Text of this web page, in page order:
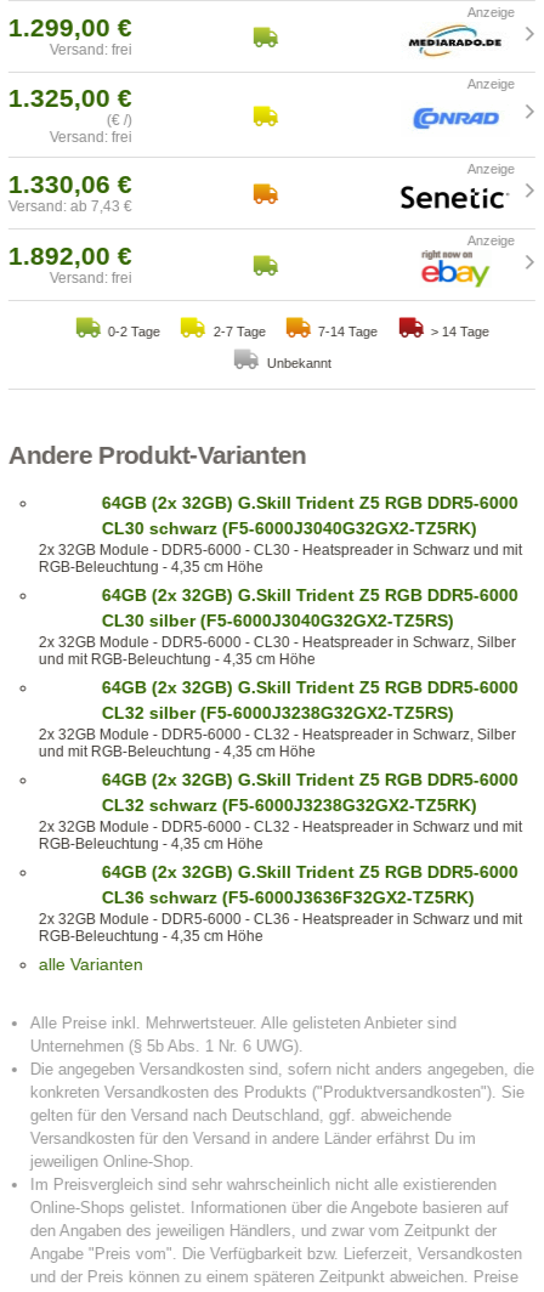
1.299,00 €
Versand: frei
1.325,00 €
(€ /)
Versand: frei
1.330,06 €
Versand: ab 7,43 €
1.892,00 €
Versand: frei
0-2 Tage 2-7 Tage 7-14 Tage > 14 Tage
Unbekannt
Andere Produkt-Varianten
64GB (2x 32GB) G.Skill Trident Z5 RGB DDR5-6000
CL30 schwarz (F5-6000J3040G32GX2-TZ5RK)
2x 32GB Module - DDR5-6000 - CL30 - Heatspreader in Schwarz und mit
RGB-Beleuchtung - 4,35 cm Höhe
64GB (2x 32GB) G.Skill Trident Z5 RGB DDR5-6000
CL30 silber (F5-6000J3040G32GX2-TZ5RS)
2x 32GB Module - DDR5-6000 - CL30 - Heatspreader in Schwarz, Silber
und mit RGB-Beleuchtung - 4,35 cm Höhe
64GB (2x 32GB) G.Skill Trident Z5 RGB DDR5-6000
CL32 silber (F5-6000J3238G32GX2-TZ5RS)
2x 32GB Module - DDR5-6000 - CL32 - Heatspreader in Schwarz, Silber
und mit RGB-Beleuchtung - 4,35 cm Höhe
64GB (2x 32GB) G.Skill Trident Z5 RGB DDR5-6000
CL32 schwarz (F5-6000J3238G32GX2-TZ5RK)
2x 32GB Module - DDR5-6000 - CL32 - Heatspreader in Schwarz und mit
RGB-Beleuchtung - 4,35 cm Höhe
64GB (2x 32GB) G.Skill Trident Z5 RGB DDR5-6000
CL36 schwarz (F5-6000J3636F32GX2-TZ5RK)
2x 32GB Module - DDR5-6000 - CL36 - Heatspreader in Schwarz und mit
RGB-Beleuchtung - 4,35 cm Höhe
alle Varianten